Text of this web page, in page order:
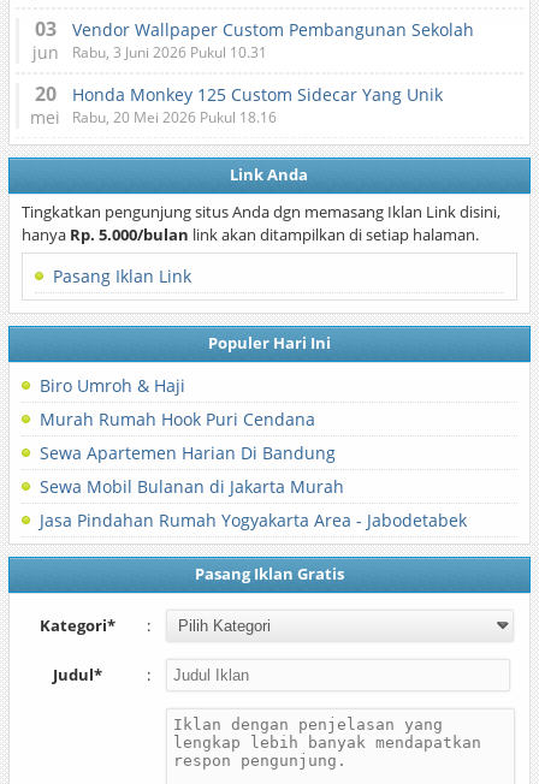
03
jun
Vendor Wallpaper Custom Pembangunan Sekolah
Rabu, 3 Juni 2026 Pukul 10.31
20
mei
Honda Monkey 125 Custom Sidecar Yang Unik
Rabu, 20 Mei 2026 Pukul 18.16
Link Anda
Tingkatkan pengunjung situs Anda dgn memasang Iklan Link disini,
hanya Rp. 5.000/bulan link akan ditampilkan di setiap halaman.
Pasang Iklan Link
Populer Hari Ini
Biro Umroh & Haji
Murah Rumah Hook Puri Cendana
Sewa Apartemen Harian Di Bandung
Sewa Mobil Bulanan di Jakarta Murah
Jasa Pindahan Rumah Yogyakarta Area - Jabodetabek
Pasang Iklan Gratis
Kategori* :
Judul* :